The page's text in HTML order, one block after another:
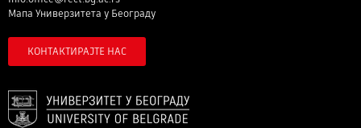
Мапа Универзитета у Београду
КОНТАКТИРАЈТЕ НАС